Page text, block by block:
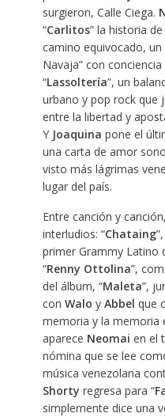
surgieron, Calle Ciega.
“Carlitos” la historia
camino equivocado,
Navaja” con conciencia
“Lassoltería”, un
urbano y pop rock que
entre la libertad y
Y Joaquina pone el
una carta de amor
visto más lágrimas
lugar del país.
Entre canción y
interludios: “Chataing
primer Grammy Latino
“Renny Ottolina”,
del álbum, “Maleta”,
con Walo y Abbel que
memoria y la memoria
aparece Neomai en el
nómina que se lee
música venezolana
Shorty regresa para “
simplemente dice una